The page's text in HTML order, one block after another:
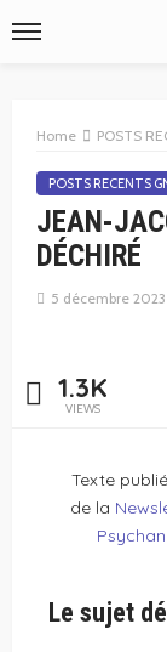
Home POSTS
POSTS RECENTS
JEAN-
DÉCHIRÉ
5 décembre 2023
1.3K
VIEWS
Texte
de la
Le sujet